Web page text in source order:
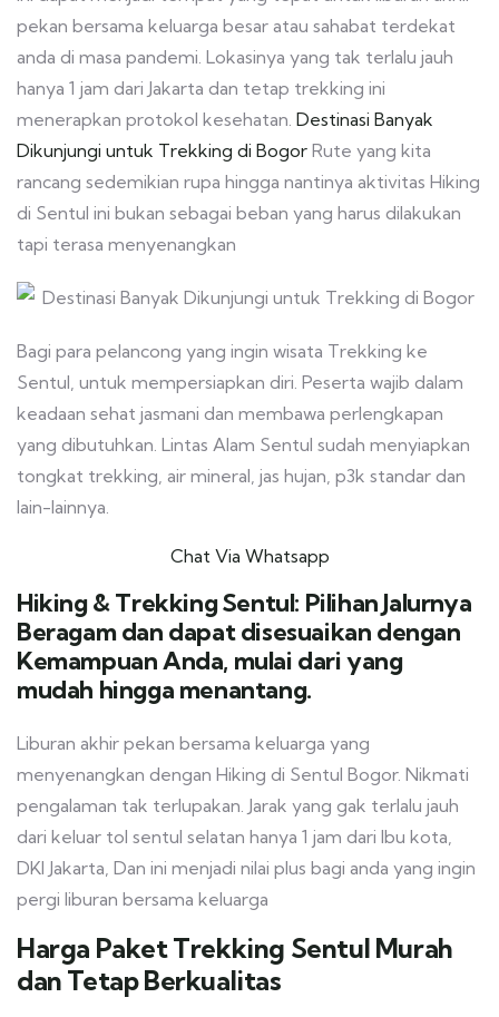
pekan bersama keluarga besar atau sahabat terdekat
anda di masa pandemi. Lokasinya yang tak terlalu jauh
hanya 1 jam dari Jakarta dan tetap trekking ini
menerapkan protokol kesehatan. Destinasi Banyak
Dikunjungi untuk Trekking di Bogor Rute yang kita
rancang sedemikian rupa hingga nantinya aktivitas Hiking
di Sentul ini bukan sebagai beban yang harus dilakukan
tapi terasa menyenangkan
Bagi para pelancong yang ingin wisata Trekking ke
Sentul, untuk mempersiapkan diri. Peserta wajib dalam
keadaan sehat jasmani dan membawa perlengkapan
yang dibutuhkan. Lintas Alam Sentul sudah menyiapkan
tongkat trekking, air mineral, jas hujan, p3k standar dan
lain-lainnya.
Chat Via Whatsapp
Hiking & Trekking Sentul: Pilihan Jalurnya
Beragam dan dapat disesuaikan dengan
Kemampuan Anda, mulai dari yang
mudah hingga menantang.
Liburan akhir pekan bersama keluarga yang
menyenangkan dengan Hiking di Sentul Bogor. Nikmati
pengalaman tak terlupakan. Jarak yang gak terlalu jauh
dari keluar tol sentul selatan hanya 1 jam dari Ibu kota,
DKI Jakarta, Dan ini menjadi nilai plus bagi anda yang ingin
pergi liburan bersama keluarga
Harga Paket Trekking Sentul Murah
dan Tetap Berkualitas